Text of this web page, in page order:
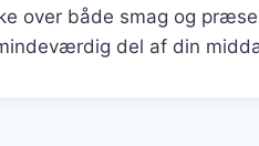
over både smag og
del af din